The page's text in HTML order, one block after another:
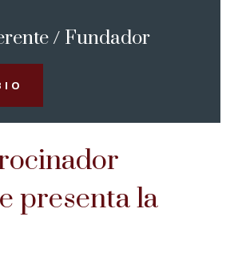
/ Fundador
presenta la